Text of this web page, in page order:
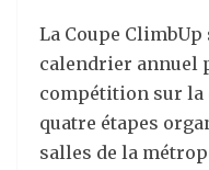
La Coupe
calendrier annuel
compétition sur la
quatre étapes
salles de la